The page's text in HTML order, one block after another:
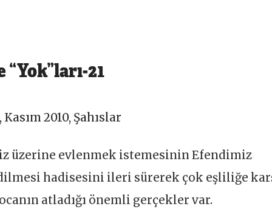
21
, Kasım 2010, Şahıslar
üzerine evlenmek istemesinin Efendimiz
hadisesini ileri sürerek çok eşliliğe
atladığı önemli gerçekler var.